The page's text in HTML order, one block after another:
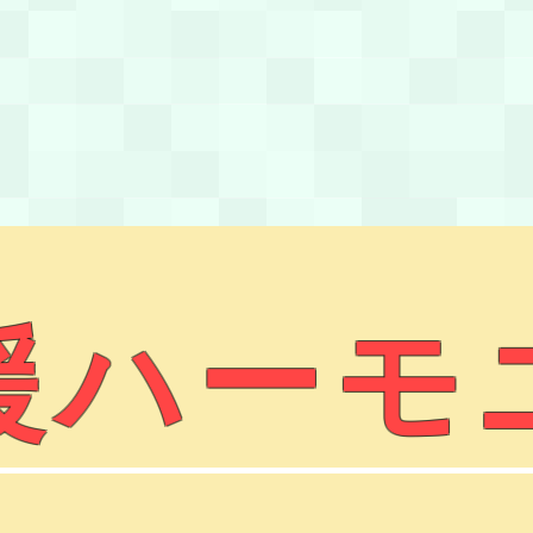
ハーモ